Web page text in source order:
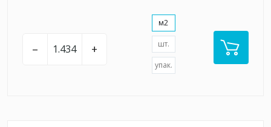
– +
м2
шт.
упак.